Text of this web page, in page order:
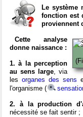
Le système
fonction est
proviennent
Cette analyse
donne naissance :
1. à la perception
au sens large, via
lesorganes des sens
l'organisme (
2. à la production
nécessité se fait sentir ;